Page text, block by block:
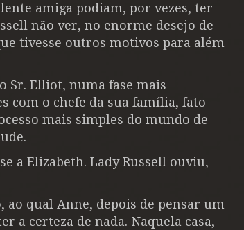
amiga podiam, por vezes, ter
não ver, no enorme desejo de
tivesse outros motivos para além
Sr. Elliot, numa fase mais
com o chefe da sua família, fato
mais simples do mundo de
a Elizabeth. Lady Russell ouviu,
qual Anne, depois de pensar um
a certeza de nada. Naquela casa,